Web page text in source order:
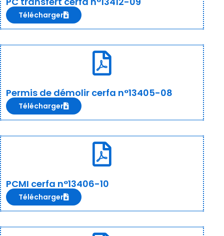
Télécharger
Permis de démolir cerfa n°13405-08
Télécharger
PCMI cerfa n°13406-10
Télécharger